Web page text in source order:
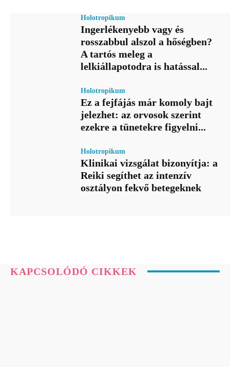
Holotropikum
Ingerlékenyebb vagy és
rosszabbul alszol a hőségben?
A tartós meleg a
lelkiállapotodra is hatással...
Holotropikum
Ez a fejfájás már komoly bajt
jelezhet: az orvosok szerint
ezekre a tünetekre figyelni...
Holotropikum
Klinikai vizsgálat bizonyítja: a
Reiki segíthet az intenzív
osztályon fekvő betegeknek
KAPCSOLÓDÓ CIKKEK